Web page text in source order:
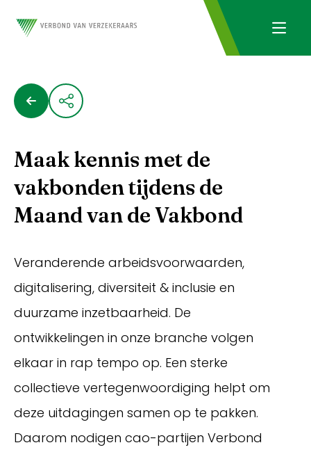
Maak kennis met de
vakbonden tijdens de
Maand van de Vakbond
Veranderende arbeidsvoorwaarden,
digitalisering, diversiteit & inclusie en
duurzame inzetbaarheid. De
ontwikkelingen in onze branche volgen
elkaar in rap tempo op. Een sterke
collectieve vertegenwoordiging helpt om
deze uitdagingen samen op te pakken.
Daarom nodigen cao-partijen Verbond